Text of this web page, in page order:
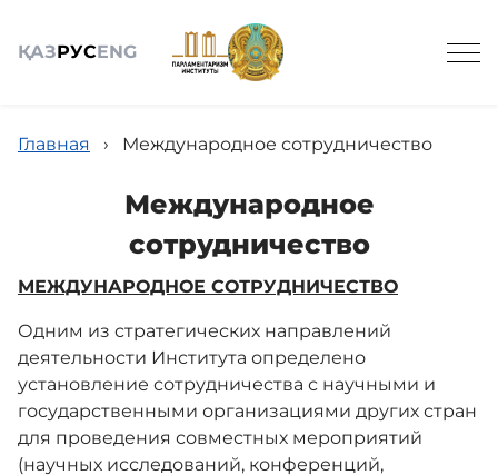
ҚАЗРУСENG
Общие сведения
Досье законопроектов
Наука
Главная › Международное сотрудничество
Международное
сотрудничество
МЕЖДУНАРОДНОЕ СОТРУДНИЧЕСТВО
Одним из стратегических направлений
деятельности Института определено
установление сотрудничества с научными и
государственными организациями других стран
для проведения совместных мероприятий
(научных исследований, конференций,